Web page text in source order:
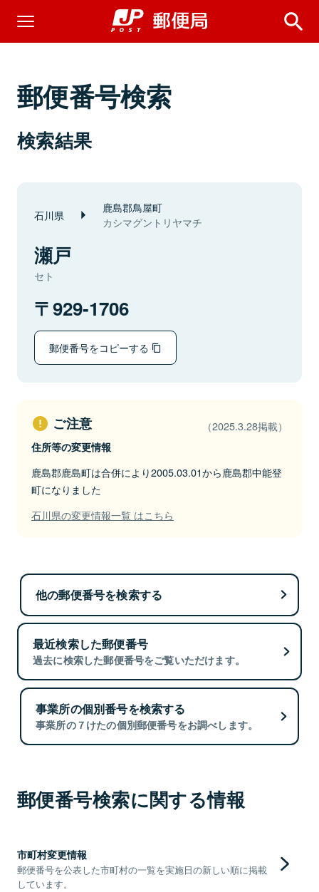
郵便番号検索
検索結果
石川県 鹿島郡鳥屋町
カシマグントリヤマチ
瀬戸
セト
929-1706
郵便番号をコピーする
ご注意 （2025.3.28掲載）
住所等の変更情報
鹿島郡鹿島町は合併により2005.03.01から鹿島郡中能登
町になりました
石川県の変更情報一覧 はこちら
他の郵便番号を検索する
最近検索した郵便番号
過去に検索した郵便番号をご覧いただけます。
事業所の個別番号を検索する
事業所の７けたの個別郵便番号をお調べします。
郵便番号検索に関する情報
市町村変更情報
郵便番号を公表した市町村の一覧を実施日の新しい順に掲載
しています。